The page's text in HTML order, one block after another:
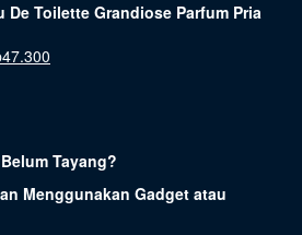
De Toilette Grandiose Parfum Pria
47.300
Tayang?
Menggunakan Gadget atau